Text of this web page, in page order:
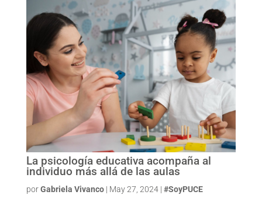
La psicología educativa acompaña al
individuo más allá de las aulas
porGabriela Vivanco| May 27, 2024| #SoyPUCE